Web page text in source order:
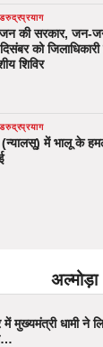
रुद्रप्रयाग
की सरकार, जन-जन
को
शिविर
रुद्रप्रयाग
(न्यालसू) में भालू के
अल्मोड़ा
में मुख्यमंत्री धामी ने